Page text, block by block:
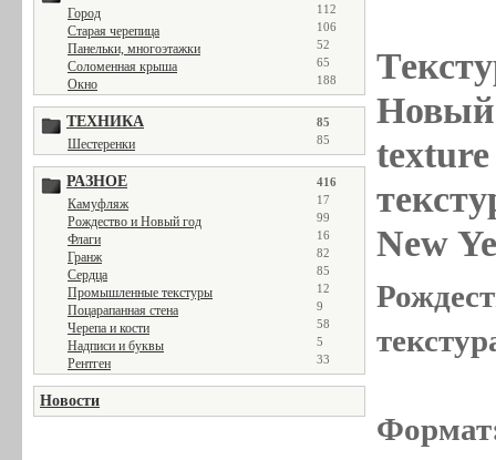
Город 112
Старая черепица 106
Панельки, многоэтажки 52
Соломенная крыша 65
Окно 188
ТЕХНИКА 85
Шестеренки 85
РАЗНОЕ 416
Камуфляж 17
Рождество и Новый год 99
Флаги 16
Гранж 82
Сердца 85
Промышленные текстуры 12
Поцарапанная стена 9
Черепа и кости 58
Надписи и буквы 5
Рентген 33
Новости
Новый
New